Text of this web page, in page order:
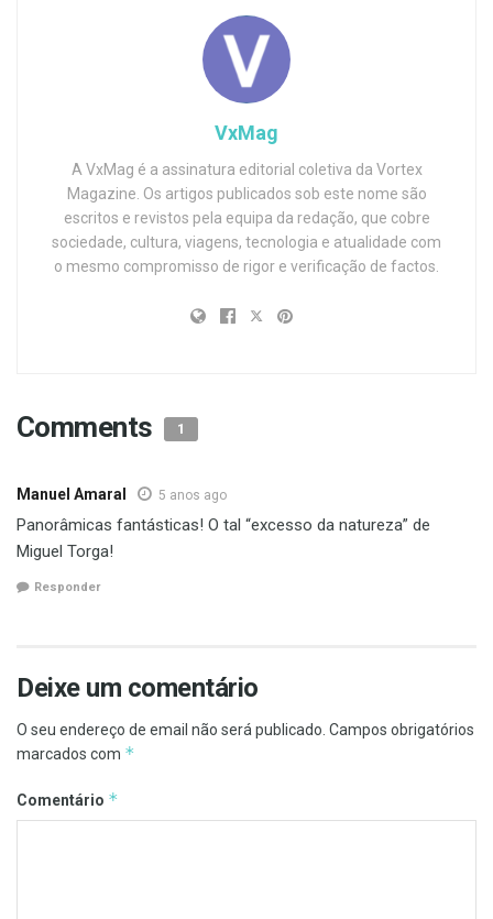
VxMag
A VxMag é a assinatura editorial coletiva da Vortex
Magazine. Os artigos publicados sob este nome são
escritos e revistos pela equipa da redação, que cobre
sociedade, cultura, viagens, tecnologia e atualidade com
o mesmo compromisso de rigor e verificação de factos.
Comments 1
Manuel Amaral 5 anos ago
Panorâmicas fantásticas! O tal “excesso da natureza” de
Miguel Torga!
Responder
Deixe um comentário
O seu endereço de email não será publicado. Campos obrigatórios
marcados com *
Comentário *